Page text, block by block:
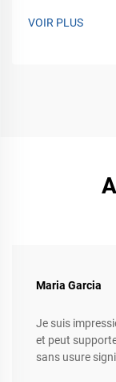
VOIR PLUS
Maria Garcia
Je suis
et peut
sans usure